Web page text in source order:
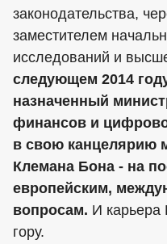
законодательства,
заместителем
исследований и
следующем 2014
назначенный
финансов и
в свою канцелярию
Клемана Бона - на
европейским,
вопросам. И
гору.